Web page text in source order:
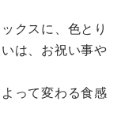
クスに、色とり
は、お祝い事や
って変わる食感